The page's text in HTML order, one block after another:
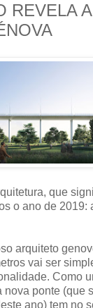
REVELA
que
o ano de 2019:
arquiteto
vai ser
Como
nova ponte (que
ano) tem no